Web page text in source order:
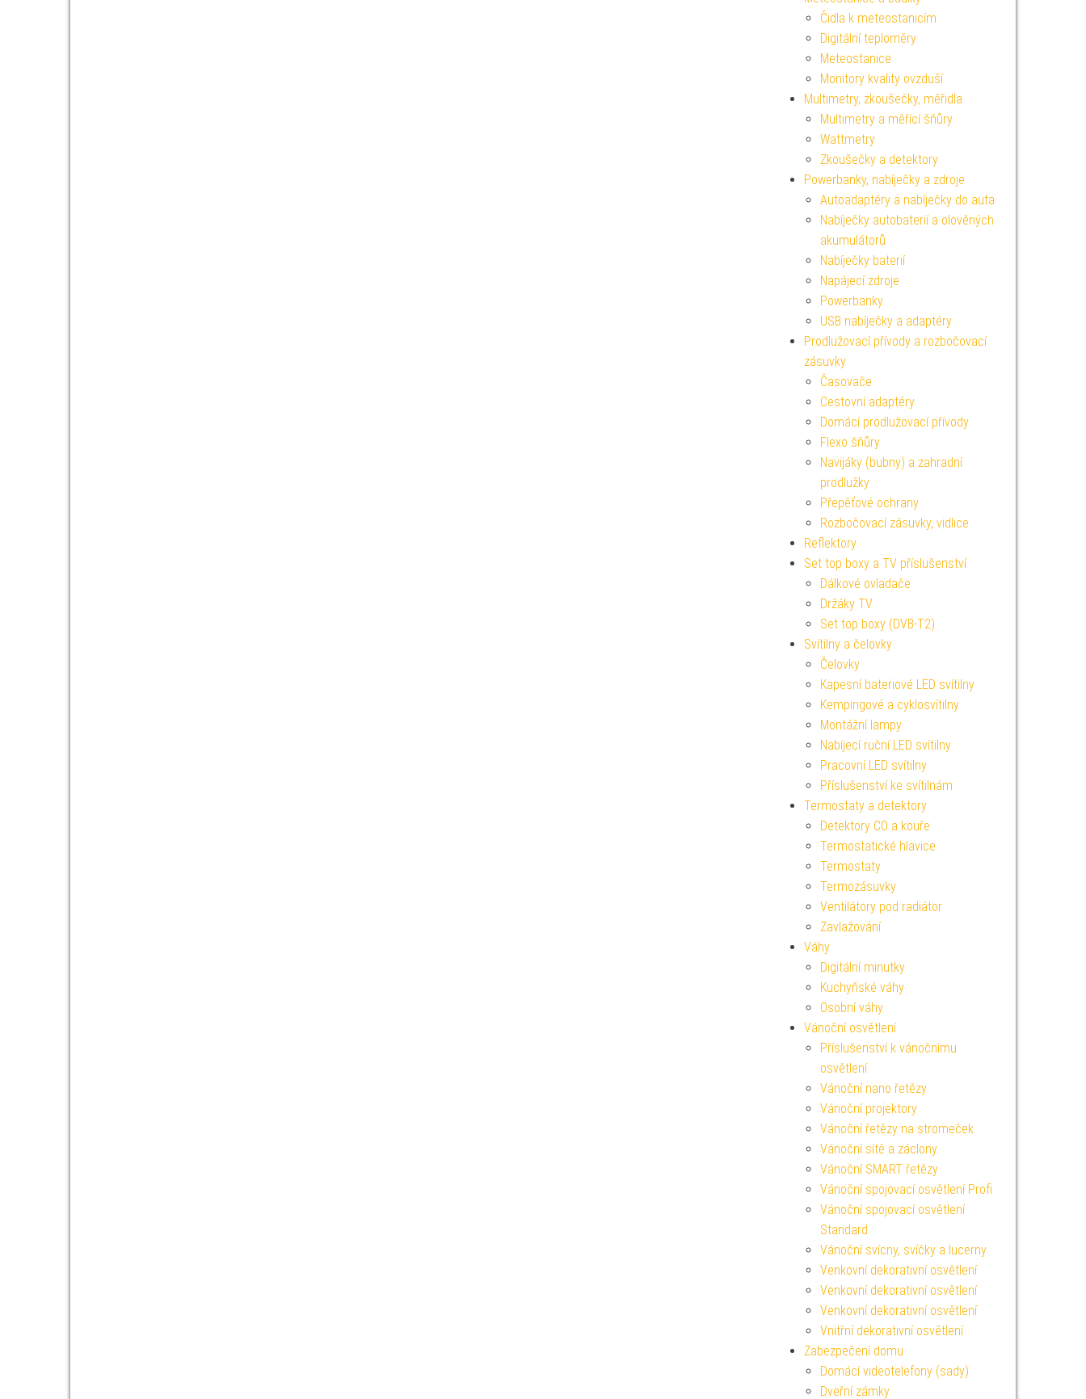
Čidla k meteostanicím
Digitální teploměry
Meteostanice
Monitory kvality ovzduší
Multimetry, zkoušečky, měřidla
Multimetry a měřící šňůry
Wattmetry
Zkoušečky a detektory
Powerbanky, nabíječky a zdroje
Autoadaptéry a nabíječky do auta
Nabíječky autobaterií a olověných
akumulátorů
Nabíječky baterií
Napájecí zdroje
Powerbanky
USB nabíječky a adaptéry
Prodlužovací přívody a rozbočovací
zásuvky
Časovače
Cestovní adaptéry
Domácí prodlužovací přívody
Flexo šňůry
Navijáky (bubny) a zahradní
prodlužky
Přepěťové ochrany
Rozbočovací zásuvky, vidlice
Reflektory
Set top boxy a TV příslušenství
Dálkové ovladače
Držáky TV
Set top boxy (DVB-T2)
Svítilny a čelovky
Čelovky
Kapesní bateriové LED svítilny
Kempingové a cyklosvítilny
Montážní lampy
Nabíjecí ruční LED svítilny
Pracovní LED svítilny
Příslušenství ke svítilnám
Termostaty a detektory
Detektory CO a kouře
Termostatické hlavice
Termostaty
Termozásuvky
Ventilátory pod radiátor
Zavlažování
Váhy
Digitální minutky
Kuchyňské váhy
Osobní váhy
Vánoční osvětlení
Příslušenství k vánočnímu
osvětlení
Vánoční nano řetězy
Vánoční projektory
Vánoční řetězy na stromeček
Vánoční sítě a záclony
Vánoční SMART řetězy
Vánoční spojovací osvětlení Profi
Vánoční spojovací osvětlení
Standard
Vánoční svícny, svíčky a lucerny
Venkovní dekorativní osvětlení
Venkovní dekorativní osvětlení
Venkovní dekorativní osvětlení
Vnitřní dekorativní osvětlení
Zabezpečení domu
Domácí videotelefony (sady)
Dveřní zámky